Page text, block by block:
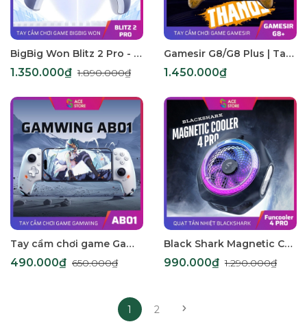
BigBig Won Blitz 2 Pro - Tay Cầm Chơi Game Đa Năng BigBig Won Blitz 2 Pro | Phiên Bản TMR hỗ trợ đa nền tảng Switch / PC / Android / iOS
1.350.000₫1.890.000₫
Gamesir G8/G8 Plus | Tay cầm chơi game dành cho điện thoại hỗ trợ đa nền tảng | OS, ANDROID, SWITCH, PC
1.450.000₫
Tay cầm chơi game Gamwing AB01 - Máy chơi game hỗ trợ đa nền tảng với sạc nhanh và jack tai nghe 3.5mm cho Switch, Android, iOS, PC | Gace Store
490.000₫ 650.000₫
Black Shark Magnetic Cooler 4 Pro - Quạt Tản Nhiệt Từ Tính Tối Ưu Cho Điện Thoại Chơi Game | Công suất 27W | Led RGB Gaming
990.000₫1.290.000₫
1 2